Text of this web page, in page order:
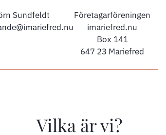
Sundfeldt
Företagarföreningen
imariefred.nu
Box 141
647 23 Mariefred
Vilka är vi?